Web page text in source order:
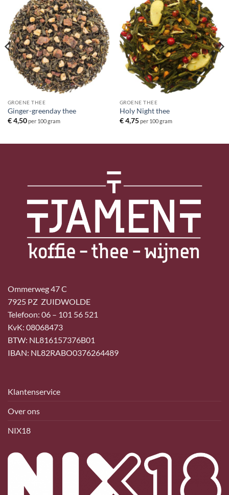
GROENE THEE
Ginger-greenday thee
€4,50per 100 gram
GROENE THEE
Holy Night thee
€4,75per 100 gram
Ommerweg 47 C
7925 PZ ZUIDWOLDE
Telefoon: 06 – 101 56 521
KvK: 08068473
BTW: NL816157376B01
IBAN: NL82RABO0376264489
Klantenservice
Over ons
NIX18